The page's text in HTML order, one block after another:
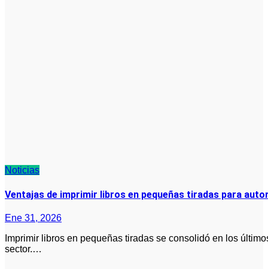
Noticias
Ventajas de imprimir libros en pequeñas tiradas para
Ene 31, 2026
sector.…